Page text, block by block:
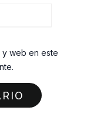
y web en este